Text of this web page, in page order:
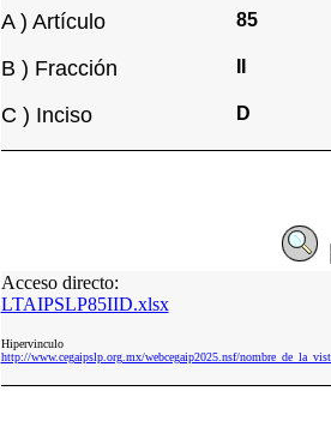
A ) Artículo 85
B ) Fracción
C ) Inciso D
Acceso directo:
LTAIPSLP85IID.xlsx
Hipervinculo
http://www.cegaipslp.org.mx/webcegaip2025.nsf/